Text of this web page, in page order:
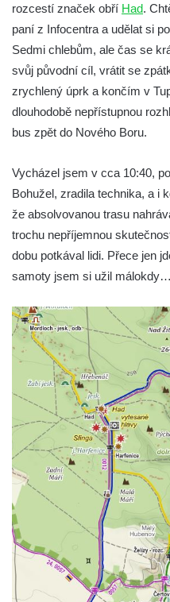
rozcestí značek obří Had.
paní z Infocentra a udělat si
Sedmi chlebům, ale čas se
svůj původní cíl, vrátit se
zrychlený úprk a končím v
dlouhodobě nepřístupnou
bus zpět do Nového Boru.
Vycházel jsem v cca 10:40,
Bohužel, zradila technika, a i
že absolvovanou trasu
trochu nepříjemnou
dobu potkával lidi. Přece jen
samoty jsem si užil málokdy…